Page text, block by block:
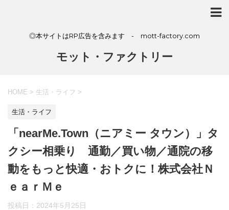
◎本サイトはRP広告を含みます - mott-factory.com
モット・ファクトリー
HOME > 生活・ライフ >
生活・ライフ
「nearMe.Town（ニアミー タウン）」タ
クシー相乗り 通勤／買い物／通院の移
動をもっと快適・おトクに！株式会社Ｎ
ｅａｒＭｅ
投稿日： 2024年5月25日